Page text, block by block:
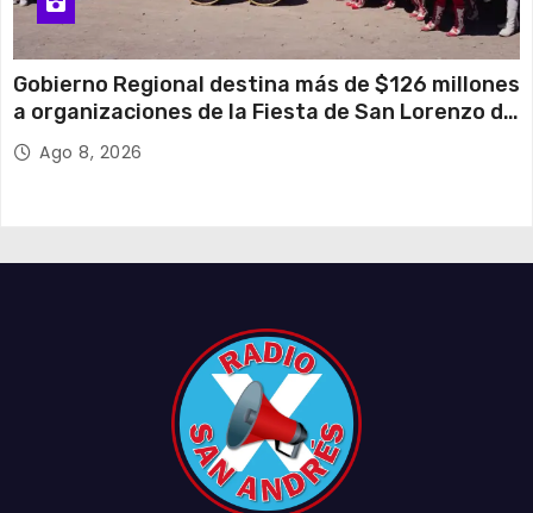
Gobierno Regional destina más de $126 millones
a organizaciones de la Fiesta de San Lorenzo de
Tarapacá
Ago 8, 2026